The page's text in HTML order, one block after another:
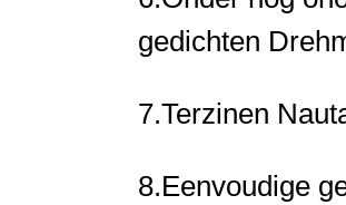
gedichten
7.Terzinen
8.Eenvoudige